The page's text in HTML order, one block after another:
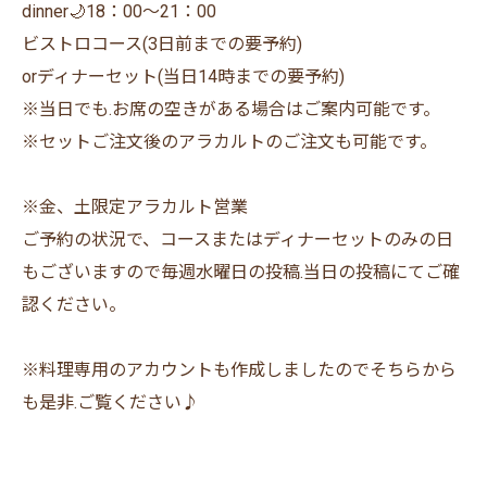
dinner🌙18：00〜21：00
ビストロコース(3日前までの要予約)
orディナーセット(当日14時までの要予約)
※当日でも.お席の空きがある場合はご案内可能です。
※セットご注文後のアラカルトのご注文も可能です。
※金、土限定アラカルト営業
ご予約の状況で、コースまたはディナーセットのみの日
もございますので毎週水曜日の投稿.当日の投稿にてご確
認ください。
※料理専用のアカウントも作成しましたのでそちらから
も是非.ご覧ください♪